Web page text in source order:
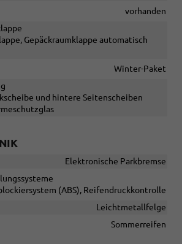
vorhanden
Gepäckraumklappe automatisch
Winter-Paket
und hintere Seitenscheiben
Elektronische Parkbremse
(ABS), Reifendruckkontrolle
Leichtmetallfelge
Sommerreifen